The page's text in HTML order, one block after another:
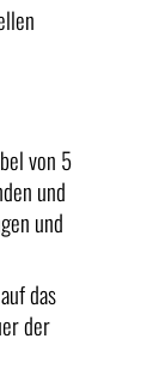
von 5
und
und
das
der